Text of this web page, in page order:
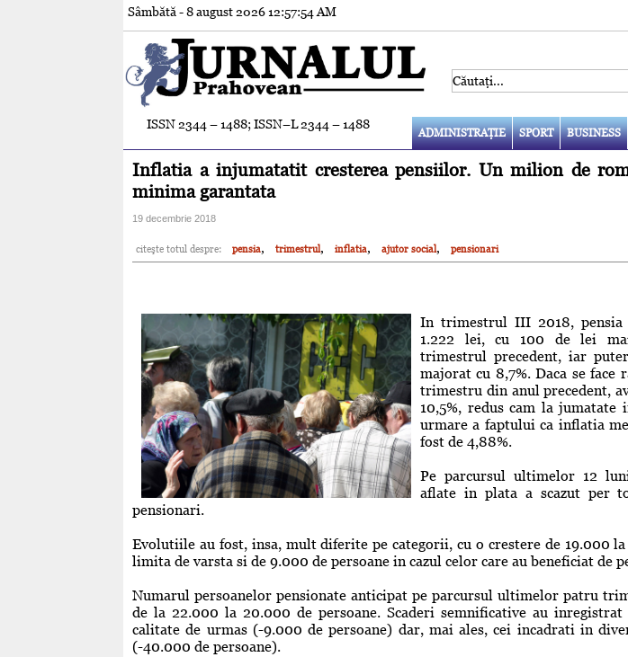
Sâmbătă - 8 august 202612:57:55 AM
ISSN 2344 – 1488; ISSN–L 2344 – 1488
ADMINISTRAŢIE SPORT BUSINESS
Inflatia a injumatatit cresterea pensiilor. Un milion de
minima garantata
19 decembrie 2018
citeşte totul despre: pensia, trimestrul, inflatia, ajutor social, pensionari
In trimestrul III 2018,
1.222 lei, cu 100 de lei
trimestrul precedent, iar
majorat cu 8,7%. Daca se face
trimestru din anul precedent,
10,5%, redus cam la jumatate
urmare a faptului ca inflatia
fost de 4,88%.
Pe parcursul ultimelor 12
aflate in plata a scazut per
pensionari.
Evolutiile au fost, insa, mult diferite pe categorii, cu o crestere de 19.000 la
limita de varsta si de 9.000 de persoane in cazul celor care au beneficiat de
Numarul persoanelor pensionate anticipat pe parcursul ultimelor patru
de la 22.000 la 20.000 de persoane. Scaderi semnificative au
calitate de urmas (-9.000 de persoane) dar, mai ales, cei incadrati in
(-40.000 de persoane).